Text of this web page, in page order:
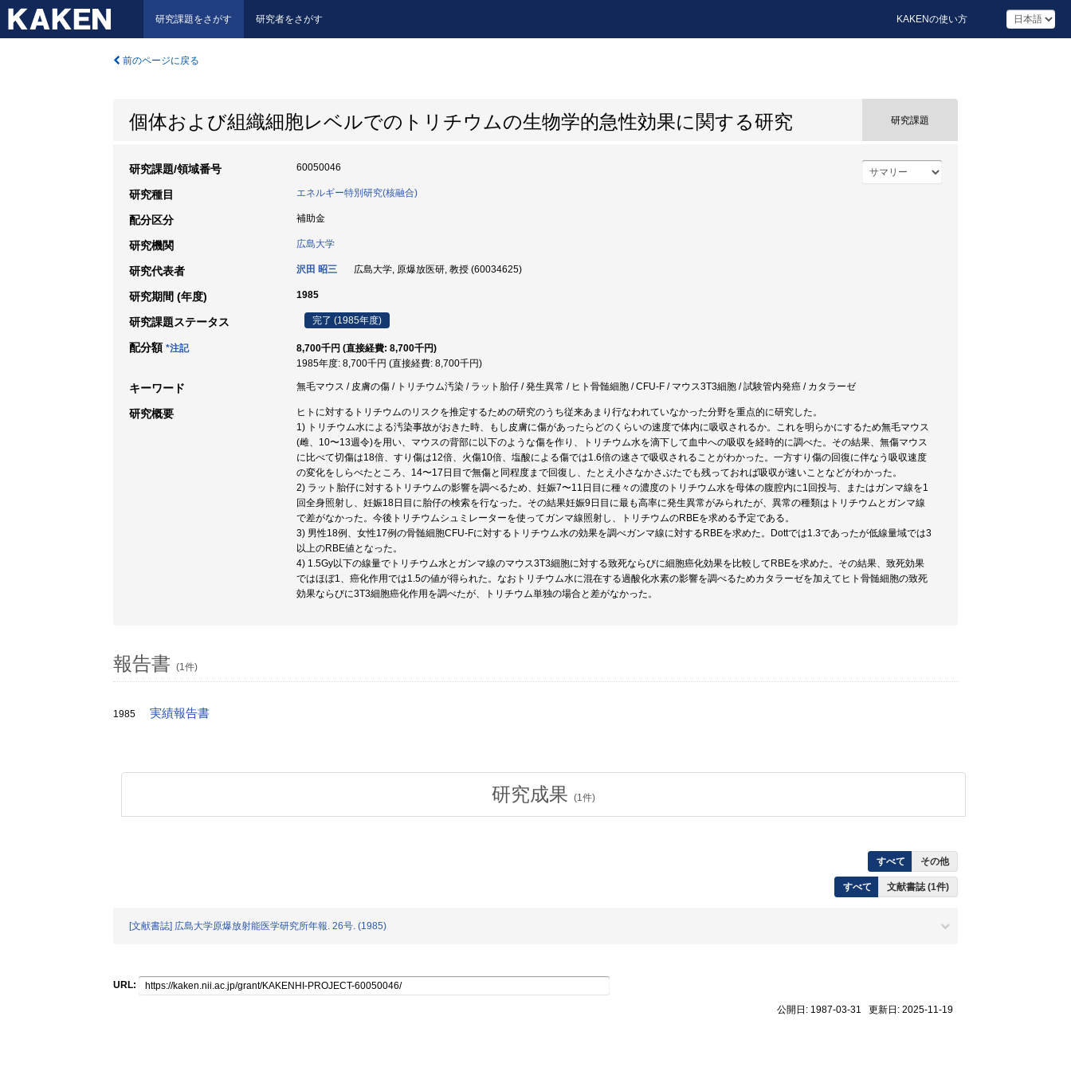
研究課題をさがす 研究者をさがす KAKENの使い方
前のページに戻る
個体および組織細胞レベルでのトリチウムの生物学的急性効果に関する研究 研究課題
研究課題/領域番号 60050046
研究種目 エネルギー特別研究(核融合)
配分区分 補助金
研究機関 広島大学
研究代表者 沢田 昭三 広島大学, 原爆放医研, 教授 (60034625)
研究期間 (年度) 1985
研究課題ステータス 完了 (1985年度)
配分額 *注記
8,700千円 (直接経費: 8,700千円)
1985年度: 8,700千円 (直接経費: 8,700千円)
キーワード 無毛マウス / 皮膚の傷 / トリチウム汚染 / ラット胎仔 / 発生異常 / ヒト骨髄細胞 / CFU-F / マウス3T3細胞 / 試験管内発癌 / カタラーゼ
研究概要
ヒトに対するトリチウムのリスクを推定するための研究のうち従来あまり行なわれていなかった分野を重点的に研究した。
1) トリチウム水による汚染事故がおきた時、もし皮膚に傷があったらどのくらいの速度で体内に吸収されるか。これを明らかにするため無毛マウス
(雌、10〜13週令)を用い、マウスの背部に以下のような傷を作り、トリチウム水を滴下して血中への吸収を経時的に調べた。その結果、無傷マウス
に比べて切傷は18倍、すり傷は12倍、火傷10倍、塩酸による傷では1.6倍の速さで吸収されることがわかった。一方すり傷の回復に伴なう吸収速度
の変化をしらべたところ、14〜17日目で無傷と同程度まで回復し、たとえ小さなかさぶたでも残っておれば吸収が速いことなどがわかった。
2) ラット胎仔に対するトリチウムの影響を調べるため、妊娠7〜11日目に種々の濃度のトリチウム水を母体の腹腔内に1回投与、またはガンマ線を1
回全身照射し、妊娠18日目に胎仔の検索を行なった。その結果妊娠9日目に最も高率に発生異常がみられたが、異常の種類はトリチウムとガンマ線
で差がなかった。今後トリチウムシュミレーターを使ってガンマ線照射し、トリチウムのRBEを求める予定である。
3) 男性18例、女性17例の骨髄細胞CFU-Fに対するトリチウム水の効果を調べガンマ線に対するRBEを求めた。Dottでは1.3であったが低線量域では3
以上のRBE値となった。
4) 1.5Gy以下の線量でトリチウム水とガンマ線のマウス3T3細胞に対する致死ならびに細胞癌化効果を比較してRBEを求めた。その結果、致死効果
ではほぼ1、癌化作用では1.5の値が得られた。なおトリチウム水に混在する過酸化水素の影響を調べるためカタラーゼを加えてヒト骨髄細胞の致死
効果ならびに3T3細胞癌化作用を調べたが、トリチウム単独の場合と差がなかった。
報告書 (1件)
1985 実績報告書
研究成果 (1件)
すべて その他
すべて 文献書誌 (1件)
[文献書誌] 広島大学原爆放射能医学研究所年報. 26号. (1985)
URL:
公開日: 1987-03-31 更新日: 2025-11-19